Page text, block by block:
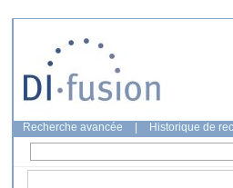
Recherche avancée Historique de